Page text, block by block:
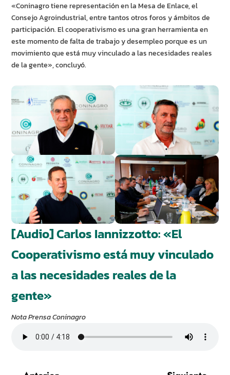
«Coninagro tiene representación en la Mesa de Enlace, el
Consejo Agroindustrial, entre tantos otros foros y ámbitos de
participación. El cooperativismo es una gran herramienta en
este momento de falta de trabajo y desempleo porque es un
movimiento que está muy vinculado a las necesidades reales
de la gente», concluyó.
[Audio] Carlos Iannizzotto: «El
Cooperativismo está muy vinculado
a las necesidades reales de la
gente»
Nota Prensa Coninagro